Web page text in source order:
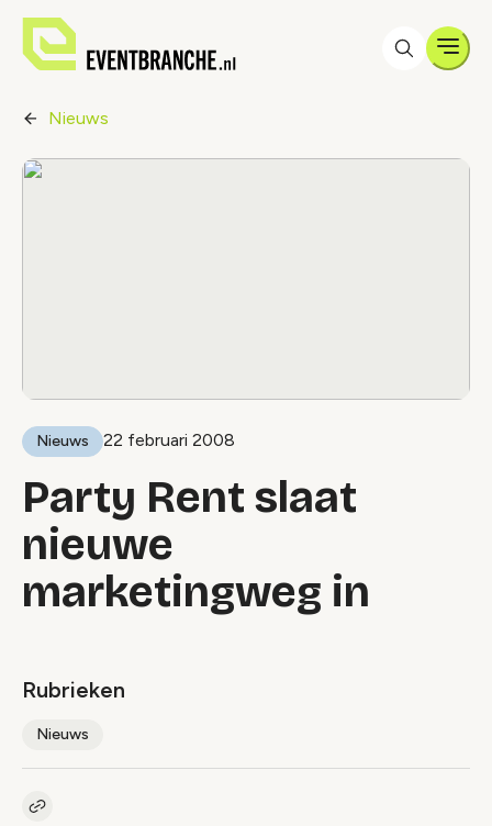
Nieuws
Nieuws 22 februari 2008
Party Rent slaat
nieuwe
marketingweg in
Rubrieken
Nieuws
Kopieer link naar artikel